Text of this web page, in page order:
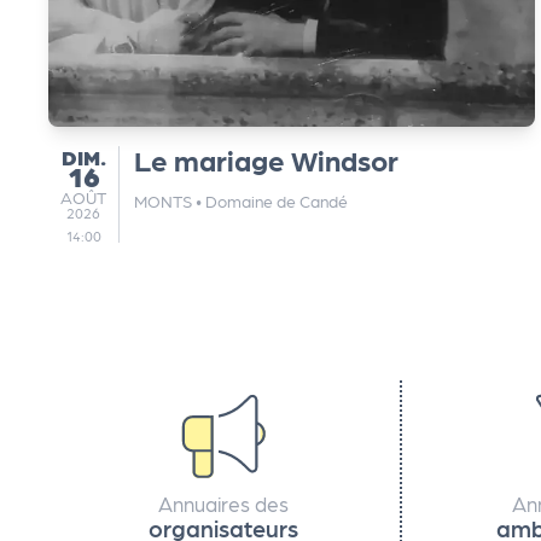
DIMANCHE
DIM.
16
AOÛT
AOÛT
2026
14:00
Le mariage Windsor
MONTS • Domaine de Candé
Annuaires des
organisateurs
e
k
it
d